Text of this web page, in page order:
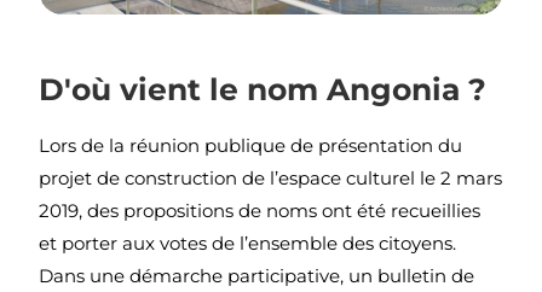
D'où vient le nom Angonia ?
Lors de la réunion publique de présentation du
projet de construction de l’espace culturel le 2 mars
2019, des propositions de noms ont été recueillies
et porter aux votes de l’ensemble des citoyens.
Dans une démarche participative, un bulletin de